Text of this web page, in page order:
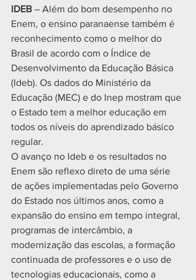
IDEB – Além do bom desempenho no
Enem, o ensino paranaense também é
reconhecimento como o melhor do
Brasil de acordo com o Índice de
Desenvolvimento da Educação Básica
(Ideb). Os dados do Ministério da
Educação (MEC) e do Inep mostram que
o Estado tem a melhor educação em
todos os níveis do aprendizado básico
regular.
O avanço no Ideb e os resultados no
Enem são reflexo direto de uma série
de ações implementadas pelo Governo
do Estado nos últimos anos, como a
expansão do ensino em tempo integral,
programas de intercâmbio, a
modernização das escolas, a formação
continuada de professores e o uso de
tecnologias educacionais, como a